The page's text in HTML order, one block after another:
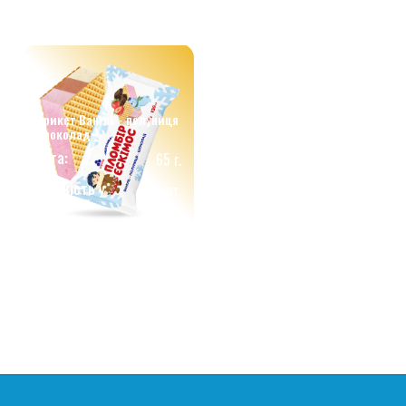
Брикет Ваніль - полуниця
-шоколад
Вага:
65 г.
Кількість у
ящику
30 шт.